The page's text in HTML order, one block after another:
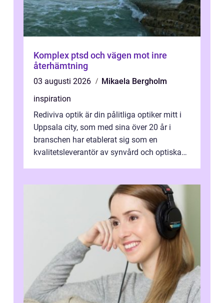
Komplex ptsd och vägen mot inre
återhämtning
03 augusti 2026
Mikaela Bergholm
inspiration
Rediviva optik är din pålitliga optiker mitt i
Uppsala city, som med sina över 20 år i
branschen har etablerat sig som en
kvalitetsleverantör av synvård och optiska